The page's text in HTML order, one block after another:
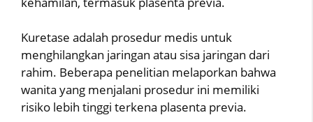
Kuretase adalah prosedur medis untuk
menghilangkan jaringan atau sisa jaringan dari
rahim. Beberapa penelitian melaporkan bahwa
wanita yang menjalani prosedur ini memiliki
risiko lebih tinggi terkena plasenta previa.